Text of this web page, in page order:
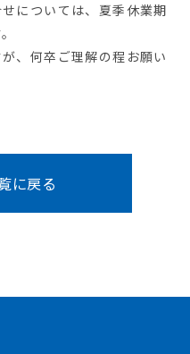
については、夏季休業期
、何卒ご理解の程お願い
に戻る